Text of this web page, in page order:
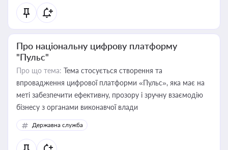
Про національну цифрову платформу
"Пульс"
Про що тема: Тема стосується створення та
впровадження цифрової платформи «Пульс», яка має на
меті забезпечити ефективну, прозору і зручну взаємодію
бізнесу з органами виконавчої влади
Державна служба